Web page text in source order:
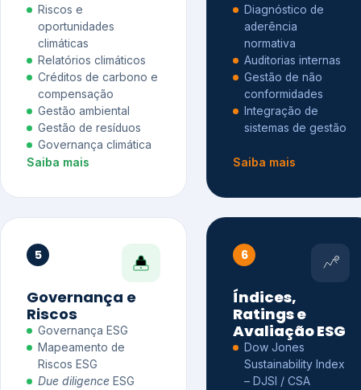
Riscos e
oportunidades
climáticas
Relatórios climáticos
Créditos de carbono e
compensação
Gestão ambiental
Gestão de resíduos
Governança climática
Saiba mais
Diagnóstico de
aderência
normativa
Auditorias internas
Gestão de não
conformidades
Integração de
sistemas de gestão
Saiba mais
5
Governança e
Riscos
Governança ESG
Mapeamento de
Riscos ESG
Due diligence ESG
6
Índices,
Ratings e
Avaliação ESG
Dow Jones
Sustainability Index
– DJSI / CSA